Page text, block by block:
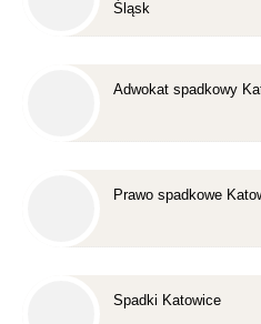
Śląsk
Adwokat spadkowy
Prawo spadkowe
Spadki Katowice